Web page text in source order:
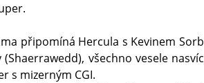
připomíná Hercula s Kevinem
všechno vesele
s mizerným CGI.